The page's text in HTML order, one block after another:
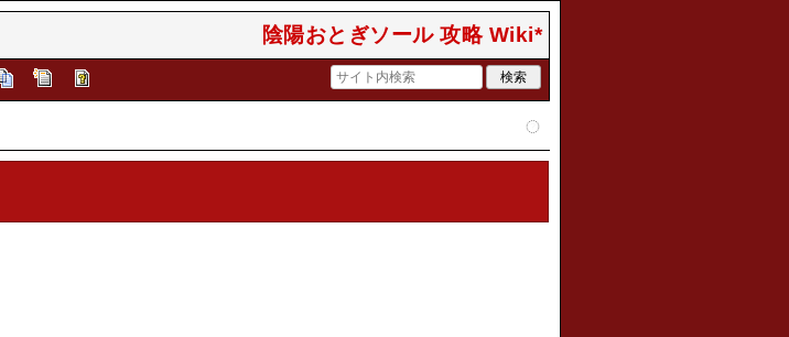
陰陽おとぎソール 攻略 Wiki*